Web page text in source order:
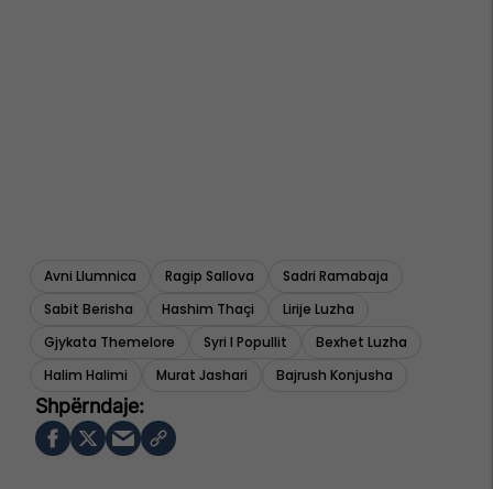
Avni Llumnica Ragip Sallova
Sadri Ramabaja
Sabit Berisha
Hashim Thaçi
Lirije Luzha
Gjykata Themelore
Syri I Popullit
Bexhet Luzha
Halim Halimi
Murat Jashari Bajrush Konjusha